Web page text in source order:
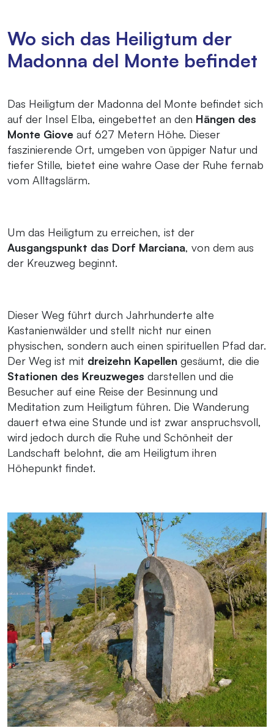
Wo sich das Heiligtum der
Madonna del Monte befindet
Das Heiligtum der Madonna del Monte befindet sich
auf der Insel Elba, eingebettet an den Hängen des
Monte Giove auf 627 Metern Höhe. Dieser
faszinierende Ort, umgeben von üppiger Natur und
tiefer Stille, bietet eine wahre Oase der Ruhe fernab
vom Alltagslärm.
Um das Heiligtum zu erreichen, ist der
Ausgangspunkt das Dorf Marciana, von dem aus
der Kreuzweg beginnt.
Dieser Weg führt durch Jahrhunderte alte
Kastanienwälder und stellt nicht nur einen
physischen, sondern auch einen spirituellen Pfad dar.
Der Weg ist mit dreizehn Kapellen gesäumt, die die
Stationen des Kreuzweges darstellen und die
Besucher auf eine Reise der Besinnung und
Meditation zum Heiligtum führen. Die Wanderung
dauert etwa eine Stunde und ist zwar anspruchsvoll,
wird jedoch durch die Ruhe und Schönheit der
Landschaft belohnt, die am Heiligtum ihren
Höhepunkt findet.